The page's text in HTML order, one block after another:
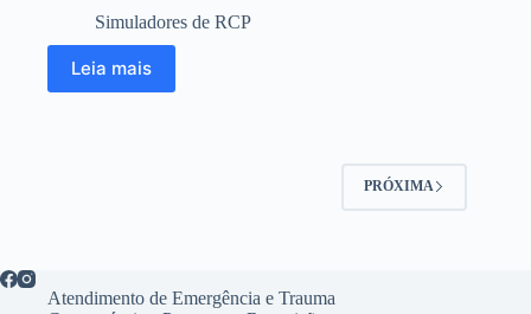
Simuladores de RCP
Leia mais
PRÓXIMA
Atendimento de Emergência e Trauma